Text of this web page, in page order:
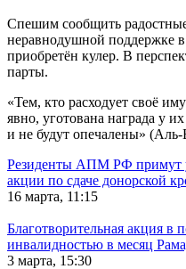
Спешим сообщить
неравнодушной поддержке
приобретён кулер. В
парты.
«Тем, кто расходует своё
явно, уготована награда у
и не будут опечалены» (Аль-
Резиденты АПМ РФ примут
акции по сдаче донорской
16 марта, 11:15
Благотворительная акция в
инвалидностью в месяц
3 марта, 15:30